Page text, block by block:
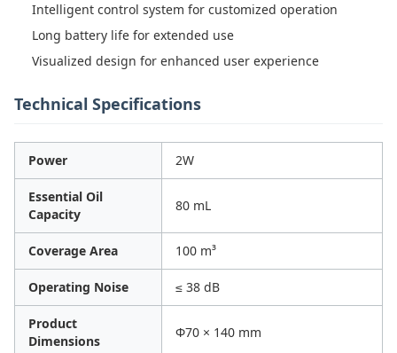
Intelligent control system for customized operation
Long battery life for extended use
Visualized design for enhanced user experience
Technical Specifications
Power 2W
Essential Oil
Capacity
80 mL
Coverage Area 100 m³
Operating Noise ≤ 38 dB
Product
Dimensions
Φ70 × 140 mm